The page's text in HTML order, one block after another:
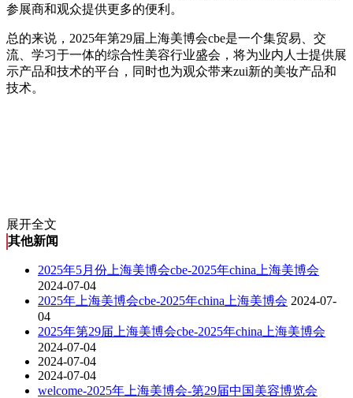
参展商和观众提供更多的便利。
总的来说，2025年第29届上海美博会cbe是一个集贸易、交
流、学习于一体的综合性美容行业盛会，将为业内人士提供展
示产品和技术的平台，同时也为观众带来zui新的美妆产品和
技术。
展开全文
其他新闻
2025年5月份上海美博会cbe-2025年china上海美博会
2024-07-04
2025年上海美博会cbe-2025年china上海美博会 2024-07-
04
2025年第29届上海美博会cbe-2025年china上海美博会
2024-07-04
2024-07-04
2024-07-04
welcome-2025年上海美博会-第29届中国美容博览会